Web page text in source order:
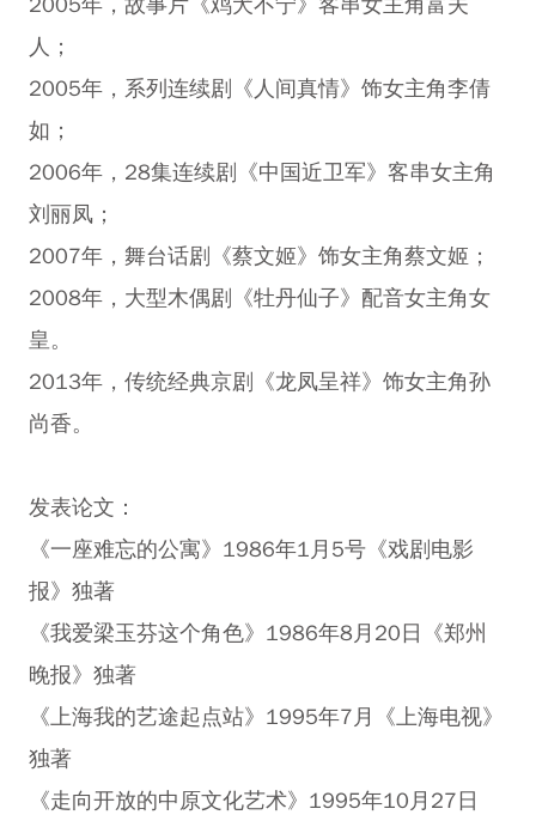
人；
2005年，系列连续剧《人间真情》饰女主角李倩
如；
2006年，28集连续剧《中国近卫军》客串女主角
刘丽凤；
2007年，舞台话剧《蔡文姬》饰女主角蔡文姬；
2008年，大型木偶剧《牡丹仙子》配音女主角女
皇。
2013年，传统经典京剧《龙凤呈祥》饰女主角孙
尚香。
发表论文：
《一座难忘的公寓》1986年1月5号《戏剧电影
报》独著
《我爱梁玉芬这个角色》1986年8月20日《郑州
晚报》独著
《上海我的艺途起点站》1995年7月《上海电视》
独著
《走向开放的中原文化艺术》1995年10月27日